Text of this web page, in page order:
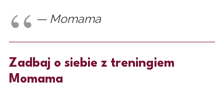
— Momama
Zadbaj o siebie z treningiem
Momama